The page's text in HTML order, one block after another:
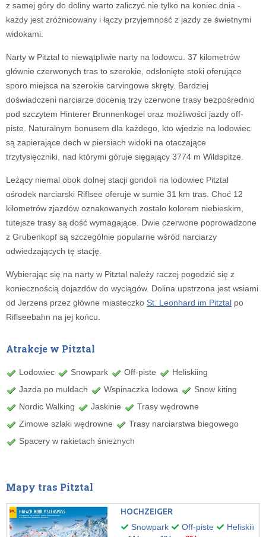
z samej góry do doliny warto zaliczyć nie tylko na koniec dnia -
każdy jest zróżnicowany i łączy przyjemność z jazdy ze świetnymi
widokami.
Narty w Pitztal to niewątpliwie narty na lodowcu. 37 kilometrów
głównie czerwonych tras to szerokie, odsłonięte stoki oferujące
sporo miejsca na szerokie carvingowe skręty. Bardziej
doświadczeni narciarze docenią trzy czerwone trasy bezpośrednio
pod szczytem Hinterer Brunnenkogel oraz możliwości jazdy off-
piste. Naturalnym bonusem dla każdego, kto wjedzie na lodowiec
są zapierające dech w piersiach widoki na otaczające
trzytysięczniki, nad którymi góruje sięgający 3774 m Wildspitze.
Leżący niemal obok dolnej stacji gondoli na lodowiec Pitztal
ośrodek narciarski Riflsee oferuje w sumie 31 km tras. Choć 12
kilometrów zjazdów oznakowanych zostało kolorem niebieskim,
tutejsze trasy są dość wymagające. Dwie czerwone poprowadzone
z Grubenkopf są szczególnie popularne wśród narciarzy
odwiedzających tę stację.
Wybierając się na narty w Pitztal należy raczej pogodzić się z
koniecznością dojazdów do wyciągów. Dolina upstrzona jest wsiami
od Jerzens przez główne miasteczko St. Leonhard im Pitztal po
Riflseebahn na jej końcu.
Atrakcje w Pitztal
Lodowiec Snowpark Off-piste
Heliskiing
Jazda po muldach
Wspinaczka lodowa
Snow kiting
Nordic Walking
Jaskinie
Trasy wędrowne
Zimowe szlaki wędrowne
Trasy narciarstwa biegowego
Spacery w rakietach śnieżnych
Mapy tras Pitztal
HOCHZEIGER
Snowpark
Off-piste Heliskiing